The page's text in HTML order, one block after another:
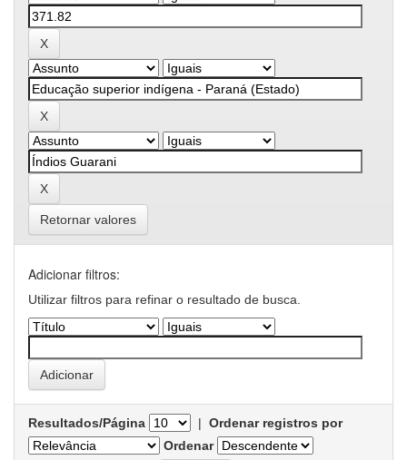
Retornar valores
Adicionar filtros:
Utilizar filtros para refinar o resultado de busca.
Resultados/Página | Ordenar registros por
Ordenar